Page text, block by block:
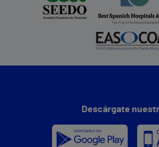
Descárgate